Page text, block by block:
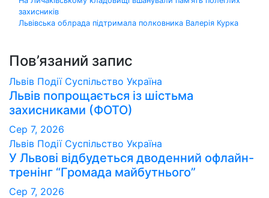
Навігація
записів
захисників
Львівська облрада підтримала полковника Валерія Курка
Пов’язаний запис
Львів Події Суспільство Україна
Львів попрощається із шістьма
захисниками (ФОТО)
Сер 7, 2026
Львів Події Суспільство Україна
У Львові відбудеться дводенний офлайн-
тренінг “Громада майбутнього”
Сер 7, 2026